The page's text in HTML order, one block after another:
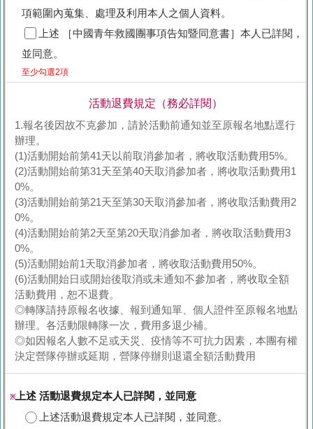
項範圍內蒐集、處理及利用本人之個人資料。
上述 ［中國青年救國團事項告知暨同意書］本人已詳閱，
並同意。
至少勾選2項
活動退費規定（務必詳閱）
1.報名後因故不克參加，請於活動前通知並至原報名地點逕行
辦理。
(1)活動開始前第41天以前取消參加者，將收取活動費用5%。
(2)活動開始前第31天至第40天取消參加者，將收取活動費用1
0%。
(3)活動開始前第21天至第30天取消參加者，將收取活動費用2
0%。
(4)活動開始前第2天至第20天取消參加者，將收取活動費用3
0%。
(5)活動開始前1天取消參加者，將收取活動費用50%。
(6)活動開始日或開始後取消或未通知不參加者，將收取全額
活動費用，恕不退費。
◎轉隊請持原報名收據、報到通知單、個人證件至原報名地點
辦理。各活動限轉隊一次，費用多退少補。
◎如因報名人數不足或天災、疫情等不可抗力因素，本團有權
決定營隊停辦或延期，營隊停辦則退還全額活動費用
※上述 活動退費規定本人已詳閱，並同意
上述活動退費規定本人已詳閱，並同意。